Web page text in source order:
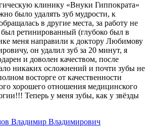
клинику «Внуки Гиппократа»
было удалять зуб мудрости, к
в другие места, за работу не
был ретинированный (глубоко был в
меня направили к доктору Любимову
он удалил зуб за 20 минут, я
и доволен качеством, после
никаких осложнений и почти зубы не
восторге от качественности
хорошего отношения медицинского
Теперь у меня зубы, как у звёзды
Владимир Владимирович